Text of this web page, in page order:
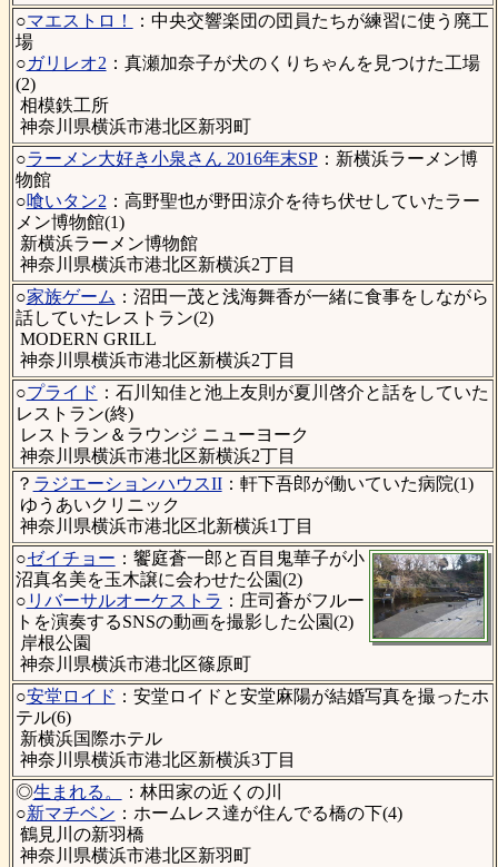
○マエストロ！
：中央交響楽団の団員たちが練習に使う廃工
場
○ガリレオ2 ：真瀬加奈子が犬のくりちゃんを見つけた工場
(2)
相模鉄工所
神奈川県横浜市港北区新羽町
○ラーメン大好き小泉さん 2016年末SP：新横浜ラーメン博
物館
○喰いタン2 ：高野聖也が野田涼介を待ち伏せしていたラー
メン博物館(1)
新横浜ラーメン博物館
神奈川県横浜市港北区新横浜2丁目
○家族ゲーム ：沼田一茂と浅海舞香が一緒に食事をしながら
話していたレストラン(2)
MODERN GRILL
神奈川県横浜市港北区新横浜2丁目
○プライド ：石川知佳と池上友則が夏川啓介と話をしていた
レストラン(終)
レストラン＆ラウンジ ニューヨーク
神奈川県横浜市港北区新横浜2丁目
？ ラジエーションハウスII：軒下吾郎が働いていた病院(1)
ゆうあいクリニック
神奈川県横浜市港北区北新横浜1丁目
○ゼイチョー ：饗庭蒼一郎と百目鬼華子が小
沼真名美を玉木譲に会わせた公園(2)
○ リバーサルオーケストラ ：庄司蒼がフルー
トを演奏するSNSの動画を撮影した公園(2)
岸根公園
神奈川県横浜市港北区篠原町
○安堂ロイド ：安堂ロイドと安堂麻陽が結婚写真を撮ったホ
テル(6)
新横浜国際ホテル
神奈川県横浜市港北区新横浜3丁目
◎生まれる。
：林田家の近くの川
○新マチベン ：ホームレス達が住んでる橋の下(4)
鶴見川の新羽橋
神奈川県横浜市港北区新羽町